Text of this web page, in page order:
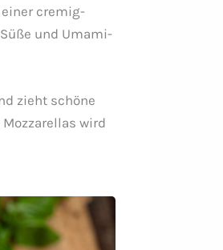
cremig-
und Umami-
zieht schöne
wird